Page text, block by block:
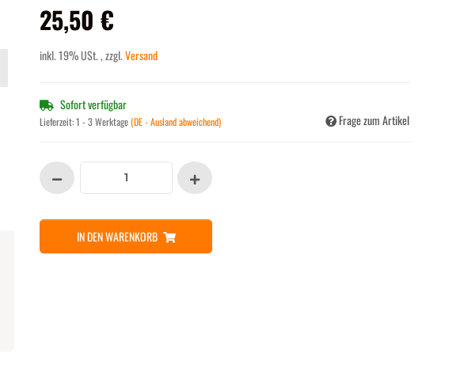
25,50 €
inkl. 19% USt. , zzgl.Versand
Sofort verfügbar
Lieferzeit:1 - 3 Werktage(DE - Ausland abweichend) Frage zum Artikel
IN DEN WARENKORB